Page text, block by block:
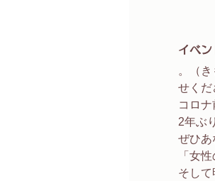
イベン
。（
せくだ
コロ
2年ぶ
ぜひあ
「女
そして